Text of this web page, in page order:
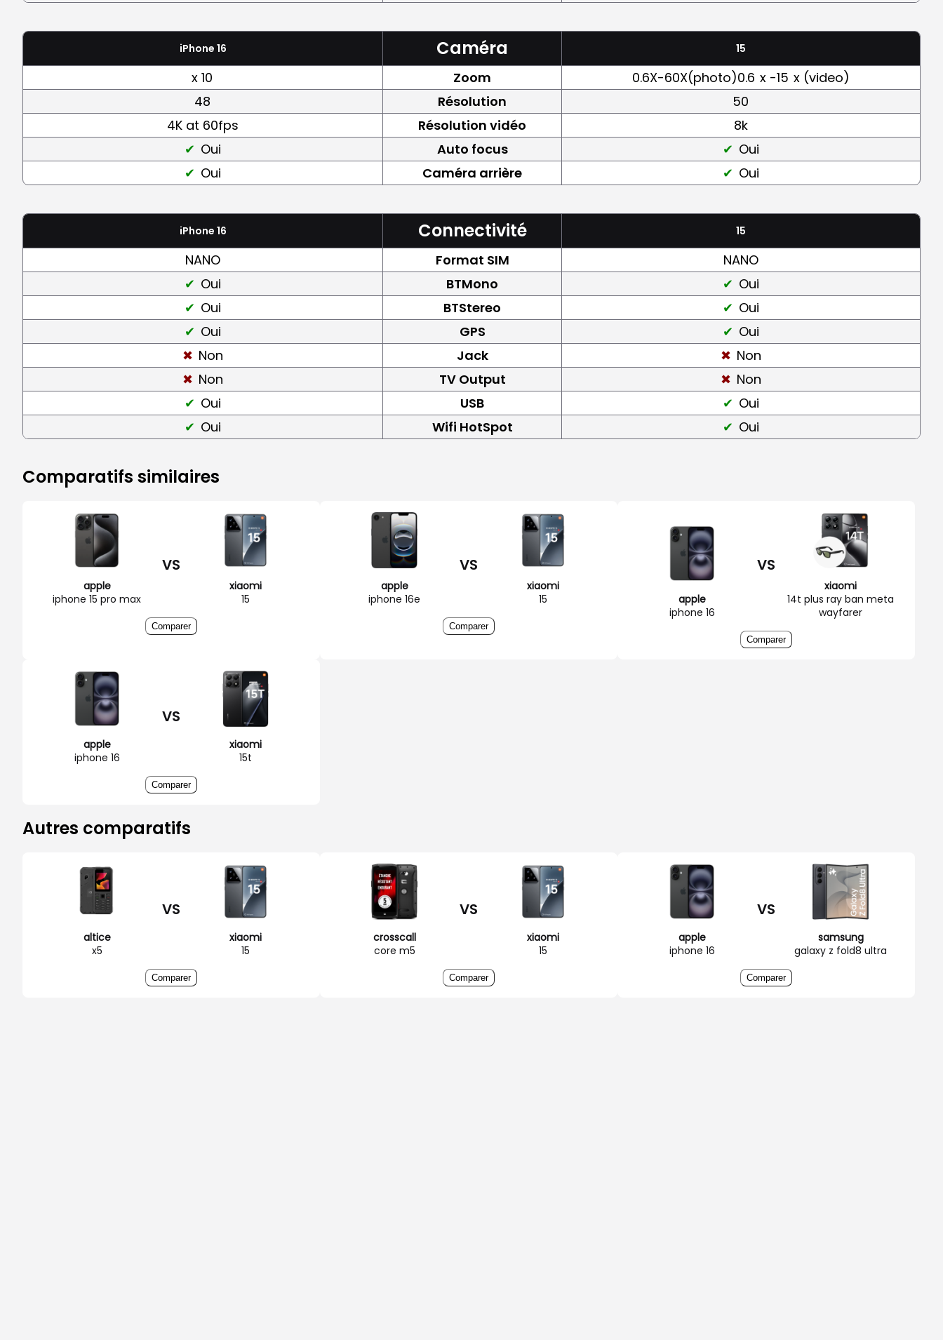
iPhone 16 Caméra 15
x 10 Zoom 0.6X-60X(photo)0.6 x -15 x (video)
48
Résolution
50
4K at 60fps
Résolution vidéo
8k
Oui
Auto focus
Oui
Oui
Caméra arrière Oui
iPhone 16 Connectivité 15
NANO Format SIM
NANO
Oui
BTMono
Oui
Oui
BTStereo
Oui
Oui
GPS
Oui
Non
Jack
Non
Non
TV Output
Non
Oui
USB
Oui
Oui
Wifi HotSpot Oui
Comparatifs similaires
apple
iphone 15 pro max
VS
xiaomi
15
Comparer
apple
iphone 16e
VS
xiaomi
15
Comparer
apple
iphone 16
VS
xiaomi
14t plus ray ban meta
wayfarer
Comparer
apple
iphone 16
VS
xiaomi
15t
Comparer
Autres comparatifs
altice
x5
VS
xiaomi
15
Comparer
crosscall
core m5
VS
xiaomi
15
Comparer
apple
iphone 16
VS
samsung
galaxy z fold8 ultra
Comparer